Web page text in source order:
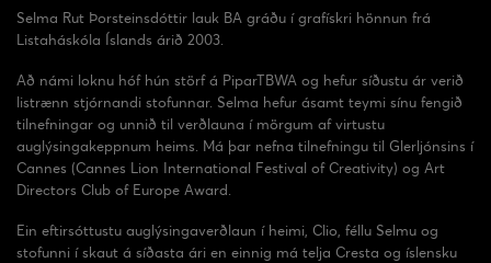
Selma Rut Þorsteinsdóttir lauk BA gráðu í grafískri hönnun frá
Listaháskóla Íslands árið 2003.
Að námi loknu hóf hún störf á PiparTBWA og hefur síðustu ár verið
listrænn stjórnandi stofunnar. Selma hefur ásamt teymi sínu fengið
tilnefningar og unnið til verðlauna í mörgum af virtustu
auglýsingakeppnum heims. Má þar nefna tilnefningu til Glerljónsins í
Cannes (Cannes Lion International Festival of Creativity) og Art
Directors Club of Europe Award.
Ein eftirsóttustu auglýsingaverðlaun í heimi, Clio, féllu Selmu og
stofunni í skaut á síðasta ári en einnig má telja Cresta og íslensku